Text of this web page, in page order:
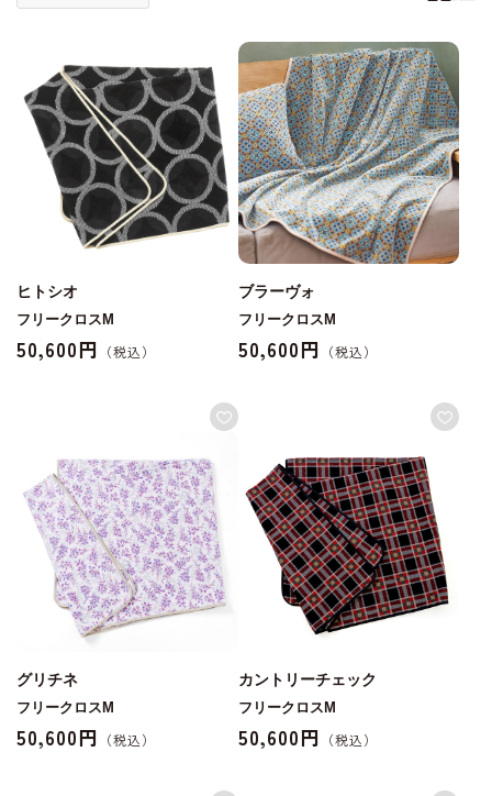
ヒトシオ
フリークロスM
50,600円
ブラーヴォ
フリークロスM
50,600円
グリチネ
フリークロスM
50,600円
カントリーチェック
フリークロスM
50,600円